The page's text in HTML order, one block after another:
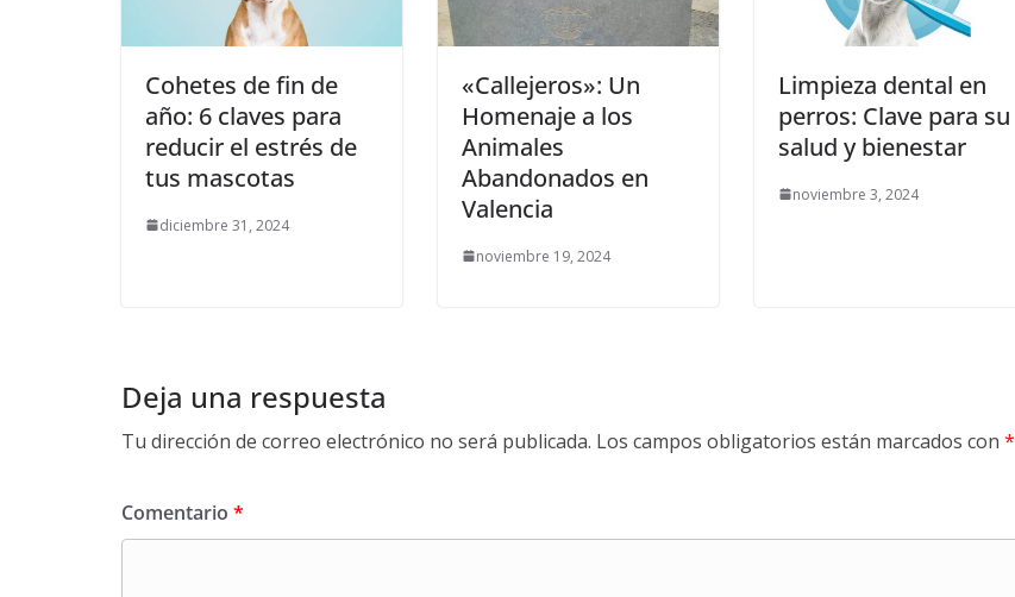
Cohetes de fin de
año: 6 claves para
reducir el estrés de
tus mascotas
diciembre 31, 2024
«Callejeros»: Un
Homenaje a los
Animales
Abandonados en
Valencia
noviembre 19, 2024
Limpieza dental en
perros: Clave para su
salud y bienestar
noviembre 3, 2024
Deja una respuesta
Tu dirección de correo electrónico no será publicada. Los campos obligatorios están marcados con *
Comentario *